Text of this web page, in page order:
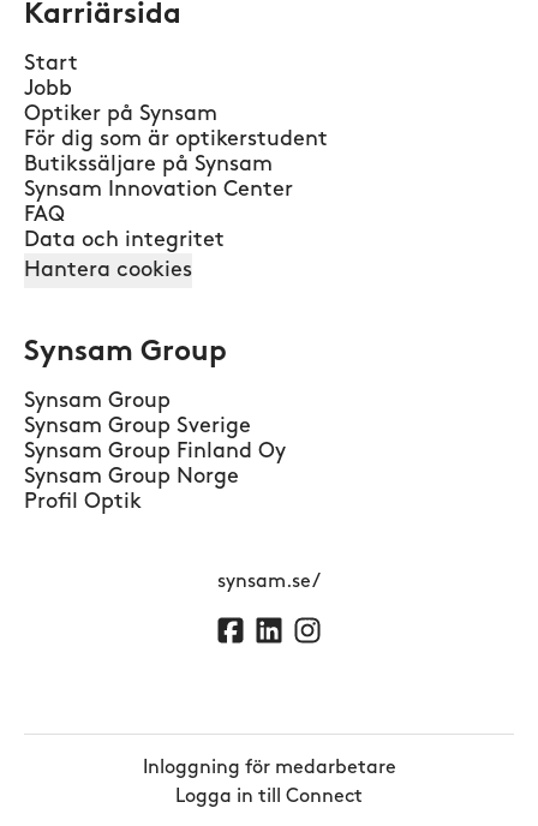
Karriärsida
Start
Jobb
Optiker på Synsam
För dig som är optikerstudent
Butikssäljare på Synsam
Synsam Innovation Center
FAQ
Data och integritet
Hantera cookies
Synsam Group
Synsam Group
Synsam Group Sverige
Synsam Group Finland Oy
Synsam Group Norge
Profil Optik
synsam.se/
Inloggning för medarbetare
Logga in till Connect